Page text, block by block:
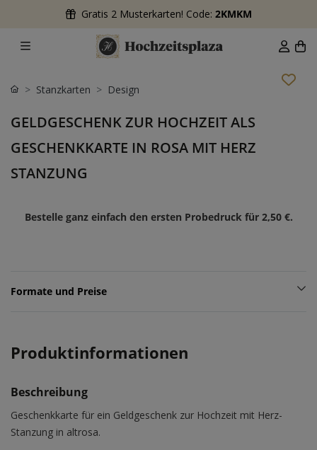
Gratis 2 Musterkarten! Code: 2KMKM
Stanzkarten Design
GELDGESCHENK ZUR HOCHZEIT ALS
GESCHENKKARTE IN ROSA MIT HERZ
STANZUNG
Bestelle ganz einfach den ersten Probedruck für 2,50 €.
Formate und Preise
Produktinformationen
Beschreibung
Geschenkkarte für ein Geldgeschenk zur Hochzeit mit Herz-
Stanzung in altrosa.